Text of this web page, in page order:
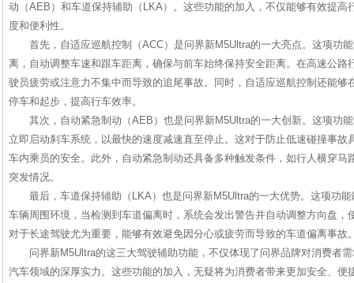
动（AEB）和车道保持辅助（LKA）。这些功能的加入，不仅能够有效提高
度和便利性。
首先，自适应巡航控制（ACC）是问界新M5Ultra的一大亮点。这项功
离，自动调整车速和跟车距离，确保与前车始终保持安全距离。在高速公路
驶员疲劳或注意力不集中而导致的追尾事故。同时，自适应巡航控制还能够
停车和起步，提高行车效率。
其次，自动紧急制动（AEB）也是问界新M5Ultra的一大创新。这项功
立即启动刹车系统，以最快的速度减速直至停止。这对于防止低速碰撞事故
车内乘员的安全。此外，自动紧急制动还具备多种触发条件，如行人横穿马
突发情况。
最后，车道保持辅助（LKA）也是问界新M5Ultra的一大优势。这项功
车辆周围环境，当检测到车道偏离时，系统会发出警告并自动调整方向盘，
对于长途驾驶尤为重要，能够有效避免因分心或疲劳而导致的车道偏离事故
问界新M5Ultra的这三大驾驶辅助功能，不仅体现了问界品牌对消费者
汽车领域的深厚实力。这些功能的加入，无疑将为消费者带来更加安全、便